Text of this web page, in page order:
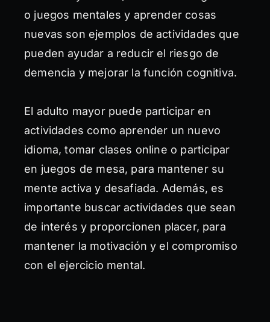
o juegos mentales y aprender cosas
nuevas son ejemplos de actividades que
pueden ayudar a reducir el riesgo de
demencia y mejorar la función cognitiva.
El adulto mayor puede participar en
actividades como aprender un nuevo
idioma, tomar clases online o participar
en juegos de mesa, para mantener su
mente activa y desafiada. Además, es
importante buscar actividades que sean
de interés y proporcionen placer, para
mantener la motivación y el compromiso
con el ejercicio mental.